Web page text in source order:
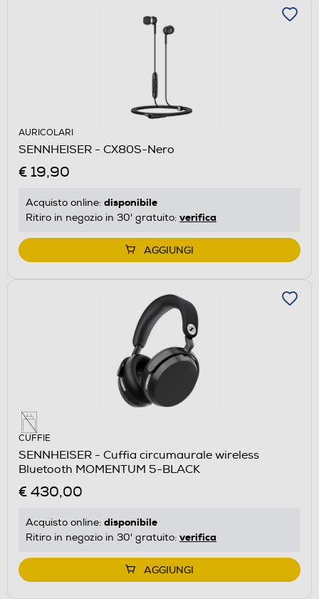
AURICOLARI
SENNHEISER - CX80S-Nero
€ 19,90
Acquisto online: disponibile
Ritiro in negozio in 30' gratuito: verifica
AGGIUNGI
CUFFIE
SENNHEISER - Cuffia circumaurale wireless
Bluetooth MOMENTUM 5-BLACK
€ 430,00
Acquisto online: disponibile
Ritiro in negozio in 30' gratuito: verifica
AGGIUNGI